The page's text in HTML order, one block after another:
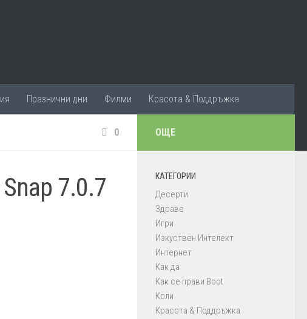
Празнични дни Филми Красота & Поддръжка
0
7.0.7
ОЩЕ
КАТЕГОРИИ
Десерти
Здраве
Игри
Изкуствен Интелект
Интернет
Как да
Как се прави Boot
Коли
Красота & Поддръжка